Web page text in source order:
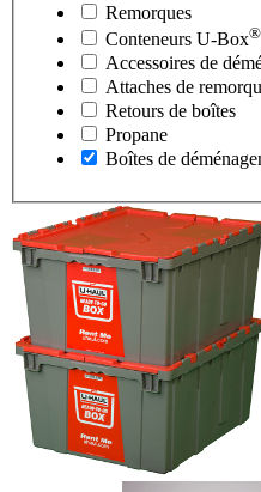
Remorques
Conteneurs U-Box®
Accessoires de
Attaches de
Retours de boîtes
Propane
Boîtes de